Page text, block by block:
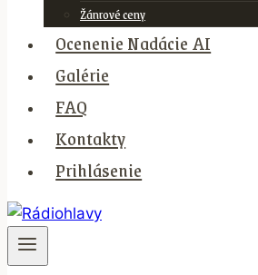
Žánrové ceny
Ocenenie Nadácie AI
Galérie
FAQ
Kontakty
Prihlásenie